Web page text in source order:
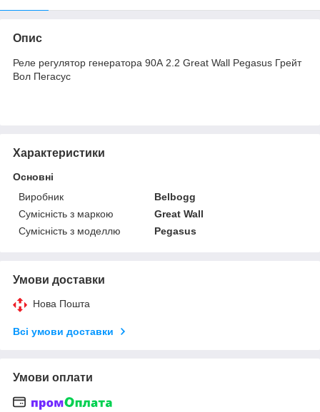
Опис
Реле регулятор генератора 90А 2.2 Great Wall Pegasus Грейт
Вол Пегасус
Характеристики
Основні
Виробник
Belbogg
Сумісність з маркою
Great Wall
Сумісність з моделлю
Pegasus
Умови доставки
Нова Пошта
Всі умови доставки
Умови оплати